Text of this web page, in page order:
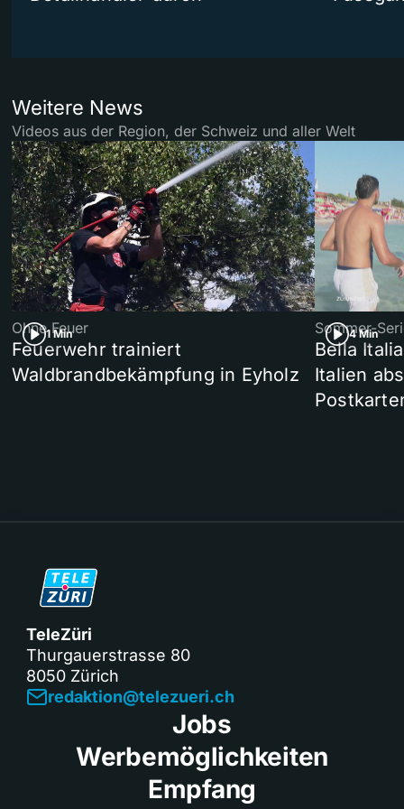
Weitere News
Videos aus der Region, der Schweiz und aller Welt
1 Min
Ohne Feuer
Feuerwehr trainiert
Waldbrandbekämpfung in Eyholz
4 Min
Sommer-
Bella
Italien
TeleZüri
Thurgauerstrasse 80
8050 Zürich
redaktion@telezueri.ch
Jobs
Werbemöglichkeiten
Empfang